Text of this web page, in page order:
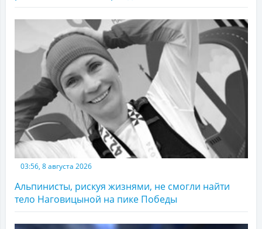
03:56, 8 августа 2026
Альпинисты, рискуя жизнями, не смогли найти
тело Наговицыной на пике Победы